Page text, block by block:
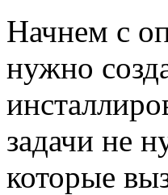
Начнем с
нужно
задачи не
которые